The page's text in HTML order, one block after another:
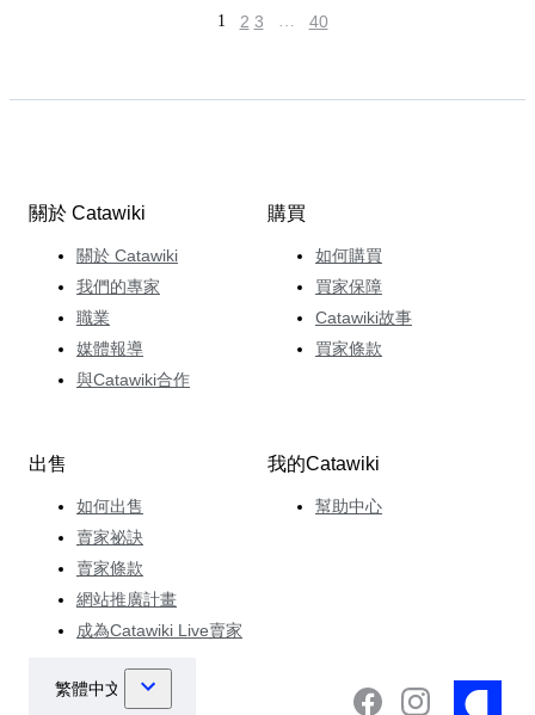
1 2 3 … 40
關於 Catawiki
關於 Catawiki
我們的專家
職業
媒體報導
與Catawiki合作
購買
如何購買
買家保障
Catawiki故事
買家條款
出售
如何出售
賣家祕訣
賣家條款
網站推廣計畫
成為Catawiki Live賣家
我的Catawiki
幫助中心